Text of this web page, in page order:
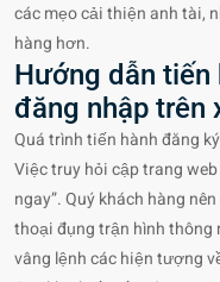
các mẹo cải thiện anh tài,
hàng hơn.
Hướng dẫn tiến
đăng nhập trên
Quá trình tiến hành đăng
Việc truy hỏi cập trang
ngay”. Quý khách hàng
thoại đụng trận hình thông
vâng lệnh các hiện tượng